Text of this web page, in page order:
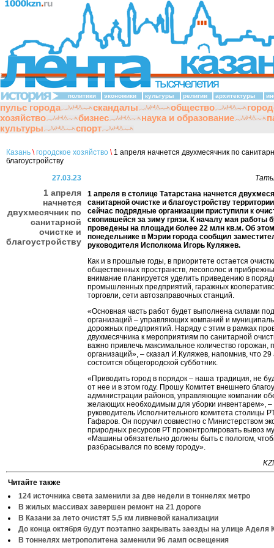
политики экономики культуры религии архитектуры
пульс города скандалы общество
хозяйство
бизнес наука и образование
культуры
спорт
Казань \ городское хозяйство \1 апреля начнется двухмесячник по
благоустройству
27.03.23
1 апреля
начнется
двухмесячник по
санитарной
очистке и
благоустройству
1 апреля в столице Татарстана начнется
санитарной очистке и благоустройству
сейчас подрядные организации приступили к
скопившейся за зиму грязи. К началу мая работы
проведены на площади более 22 млн кв.м. Об
понедельнике в Мэрии города сообщил
руководителя Исполкома Игорь Куляжев.
Как и в прошлые годы, в приоритете остается
общественных пространств, лесополос и
внимание планируется уделить приведению в
промышленных предприятий, гаражных
торговли, сети автозаправочных станций.
«Основная часть работ будет выполнена силами
организаций – управляющих компаний и
дорожных предприятий. Наряду с этим в рамках
двухмесячника к мероприятиям по санитарной
важно привлечь максимальное количество горожан,
организаций», – сказал И.Куляжев, напомнив, что
состоится общегородской субботник.
«Приводить город в порядок – наша традиция, не
от нее и в этом году. Прошу Комитет внешнего
администрации районов, управляющие компании
желающих необходимым для уборки инвентарем», –
руководитель Исполнительного комитета столицы
Гафаров. Он поручил совместно с Министерством
природных ресурсов РТ проконтролировать вывоз
«Машины обязательно должны быть с пологом,
разбрасывался по всему городу».
Читайте также
124 источника света заменили за две недели в тоннелях метро
В жилых массивах завершен ремонт на 21 дороге
В Казани за лето очистят 5,5 км ливневой канализации
До конца октября будут поэтапно закрывать заезды на улице Аделя
В тоннелях метрополитена заменили 96 ламп освещения